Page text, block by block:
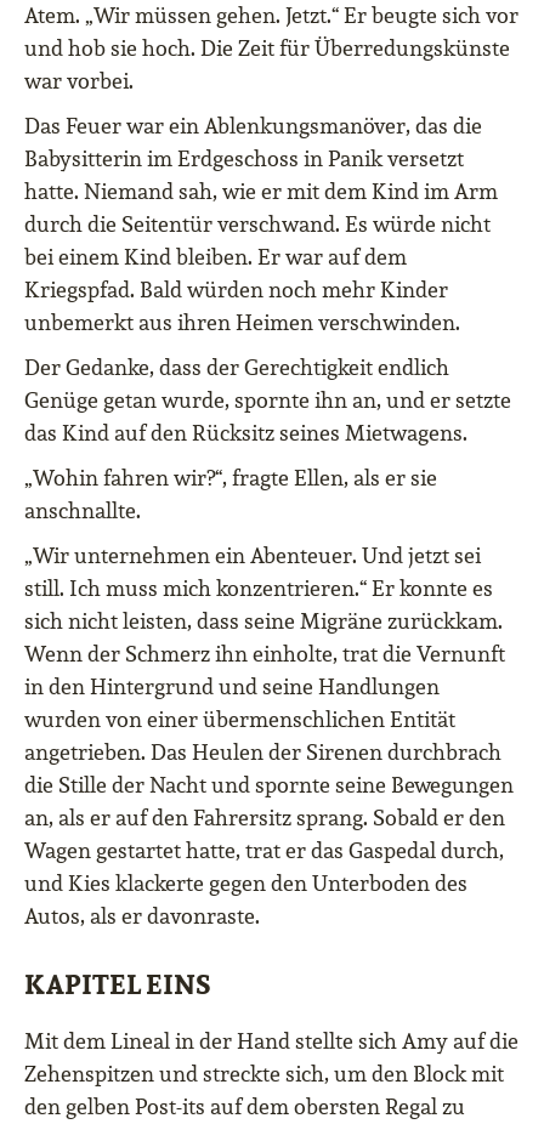
Atem. „Wir müssen gehen. Jetzt.“ Er beugte sich vor
und hob sie hoch. Die Zeit für Überredungskünste
war vorbei.
Das Feuer war ein Ablenkungsmanöver, das die
Babysitterin im Erdgeschoss in Panik versetzt
hatte. Niemand sah, wie er mit dem Kind im Arm
durch die Seitentür verschwand. Es würde nicht
bei einem Kind bleiben. Er war auf dem
Kriegspfad. Bald würden noch mehr Kinder
unbemerkt aus ihren Heimen verschwinden.
Der Gedanke, dass der Gerechtigkeit endlich
Genüge getan wurde, spornte ihn an, und er setzte
das Kind auf den Rücksitz seines Mietwagens.
„Wohin fahren wir?“, fragte Ellen, als er sie
anschnallte.
„Wir unternehmen ein Abenteuer. Und jetzt sei
still. Ich muss mich konzentrieren.“ Er konnte es
sich nicht leisten, dass seine Migräne zurückkam.
Wenn der Schmerz ihn einholte, trat die Vernunft
in den Hintergrund und seine Handlungen
wurden von einer übermenschlichen Entität
angetrieben. Das Heulen der Sirenen durchbrach
die Stille der Nacht und spornte seine Bewegungen
an, als er auf den Fahrersitz sprang. Sobald er den
Wagen gestartet hatte, trat er das Gaspedal durch,
und Kies klackerte gegen den Unterboden des
Autos, als er davonraste.
KAPITEL EINS
Mit dem Lineal in der Hand stellte sich Amy auf die
Zehenspitzen und streckte sich, um den Block mit
den gelben Post-its auf dem obersten Regal zu